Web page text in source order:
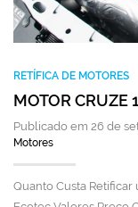
RETÍFICA DE MOTORES
MOTOR CRUZE
Publicado em 26 de
Motores
Quanto Custa Retificar